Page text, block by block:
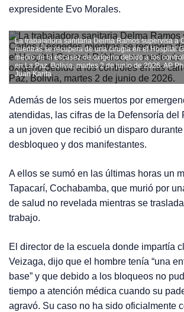
expresidente Evo Morales.
La trabajadora sanitaria Delma Ramos supervisa a
mientras se recupera de una cirugía en el Hospital
medio de la escasez de oxígeno debido a los
en La Paz, Bolivia, martes 2 de junio de 2026.AP
Juan Karita
Además de los seis muertos por
atendidas, las cifras de la Defensoría del
a un joven que recibió un disparo
desbloqueo y dos manifestantes.
A ellos se sumó en las últimas horas un
Tapacarí, Cochabamba, que murió por
de salud no revelada mientras se
trabajo.
El director de la escuela donde impartía
Veizaga, dijo que el hombre tenía “una
base” y que debido a los bloqueos no
tiempo a atención médica cuando su
agravó. Su caso no ha sido oficialmente